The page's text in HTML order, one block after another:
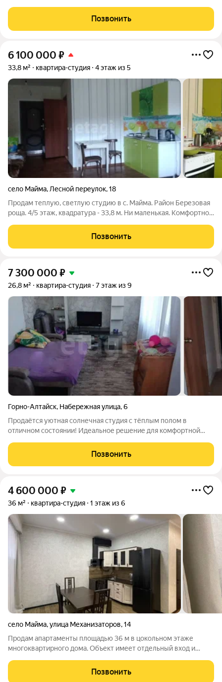
ведения бизнеса. Удобное местоположение: - Всего 50 метров
до остановки общественного
Позвонить
6 100 000 ₽
33,8 м² квартира-студия 4 этаж из 5
село Майма, Лесной переулок,18
Продам теплую, светлую студию в с. Майма. Район Березовая
роща. 4/5 этаж, квадратура - 33,8 м. Ни маленькая. Комфортно
мебель, обсуждаемо. Есть не застекленный балкон. Удобная
транспортная
Позвонить
7 300 000 ₽
26,8 м² квартира-студия 7 этаж из 9
Горно-Алтайск, Набережная улица,6
Продаётся уютная солнечная студия с тёплым полом в
отличном состоянии! Идеальное решение для комфортной
современным косметическим ремонтом можно заезжать и
жить сразу! Солнечная сторона
Позвонить
4 600 000 ₽
36 м² квартира-студия 1 этаж из 6
село Майма,улица Механизаторов,14
Продам апартаменты площадью 36 м в цокольном этаже
многоквартирного дома. Объект имеет отдельный вход и
отличается удобством: вблизи находятся Чуйский тракт,
курорт «Манжерок» и аэропорт.
Позвонить